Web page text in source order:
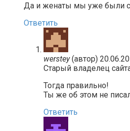
Да и женаты мы уже были
Ответить
werstey (автор)
Старый владелец
Тогда правильно!
Ты же об этом не
Ответить